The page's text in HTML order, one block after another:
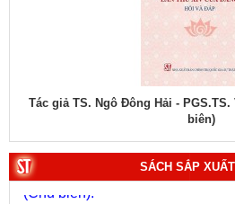
Tác giả TS. Ngô Đông Hải -
biên)
SÁCH SẮP
3. Việt Nam: Từ kỷ nguyên
vươn mình của dân tộc. Tác
4. Phát triển và hoàn thiện hệ
chủ nghĩa xã hội và con đường
ở Việt Nam qua 40 năm đổi mới
toàn quốc lần thứ XIV. Tác
(Chủ biên).
5. Xây dựng, phát triển con